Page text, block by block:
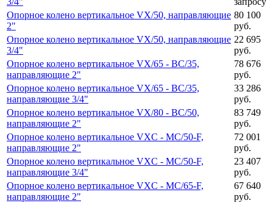
Опорное колено вертикальное VX/50, направляющие
2"
80 100
руб.
Опорное колено вертикальное VX/50, направляющие
3/4"
22 695
руб.
Опорное колено вертикальное VX/65 - BC/35,
направляющие 2"
78 676
руб.
Опорное колено вертикальное VX/65 - BC/35,
направляющие 3/4"
33 286
руб.
Опорное колено вертикальное VX/80 - BC/50,
направляющие 2"
83 749
руб.
Опорное колено вертикальное VXC - MC/50-F,
направляющие 2"
72 001
руб.
Опорное колено вертикальное VXC - MC/50-F,
направляющие 3/4"
23 407
руб.
Опорное колено вертикальное VXC - MC/65-F,
направляющие 2"
67 640
руб.